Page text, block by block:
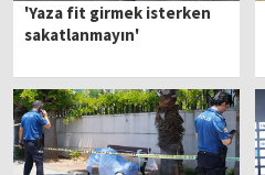
'Yaza fit girmek isterken
sakatlanmayın'